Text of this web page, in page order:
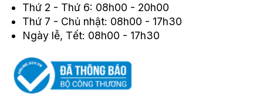
Thứ 2 - Thứ 6: 08h00 - 20h00
Thứ 7 - Chủ nhật: 08h00 - 17h30
Ngày lễ, Tết: 08h00 - 17h30